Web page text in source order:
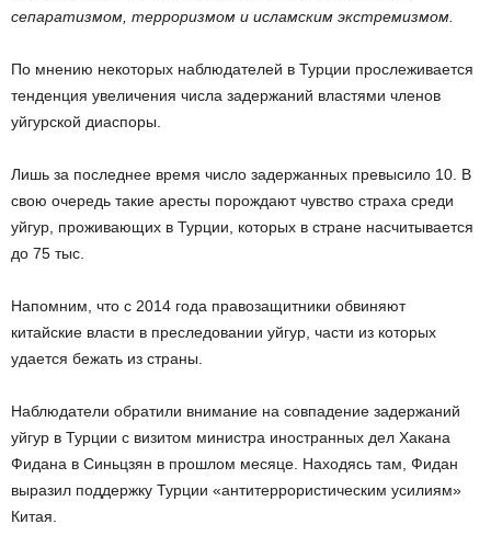
сепаратизмом, терроризмом и исламским экстремизмом.
По мнению некоторых наблюдателей в Турции прослеживается
тенденция увеличения числа задержаний властями членов
уйгурской диаспоры.
Лишь за последнее время число задержанных превысило 10. В
свою очередь такие аресты порождают чувство страха среди
уйгур, проживающих в Турции, которых в стране насчитывается
до 75 тыс.
Напомним, что с 2014 года правозащитники обвиняют
китайские власти в преследовании уйгур, части из которых
удается бежать из страны.
Наблюдатели обратили внимание на совпадение задержаний
уйгур в Турции с визитом министра иностранных дел Хакана
Фидана в Синьцзян в прошлом месяце. Находясь там, Фидан
выразил поддержку Турции «антитеррористическим усилиям»
Китая.